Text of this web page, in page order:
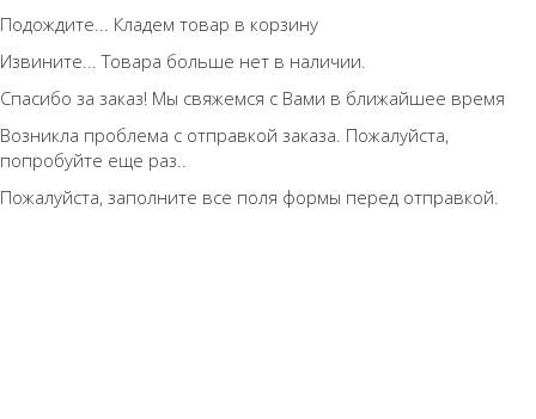
Подождите... Кладем товар в корзину
Извините... Товара больше нет в наличии.
Спасибо за заказ! Мы свяжемся с Вами в ближайшее время
Возникла проблема с отправкой заказа. Пожалуйста,
попробуйте еще раз..
Пожалуйста, заполните все поля формы перед отправкой.